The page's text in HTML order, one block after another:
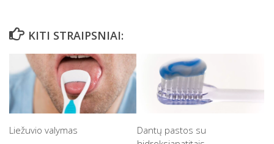
KITI STRAIPSNIAI:
Liežuvio valymas
Dantų pastos su